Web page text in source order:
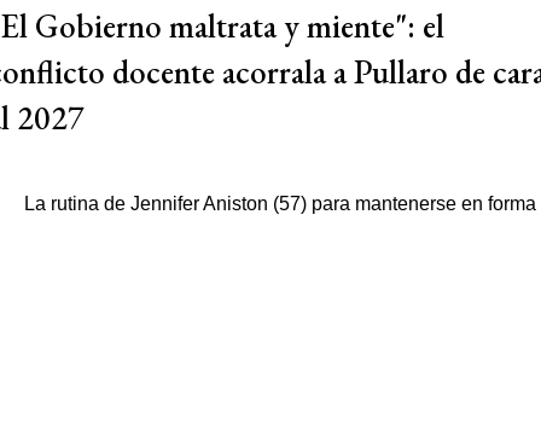
Gobierno maltrata y miente": el
docente acorrala a Pullaro de
2027